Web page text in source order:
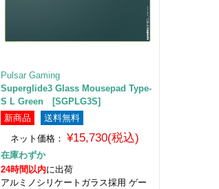
Pulsar Gaming
Superglide3 Glass Mousepad Type-
S L Green [SGPLG3S]
新商品
送料無料
ネット価格： ¥15,730(税込)
在庫わずか
24時間以内に出荷
アルミノシリケートガラス採用 ゲー